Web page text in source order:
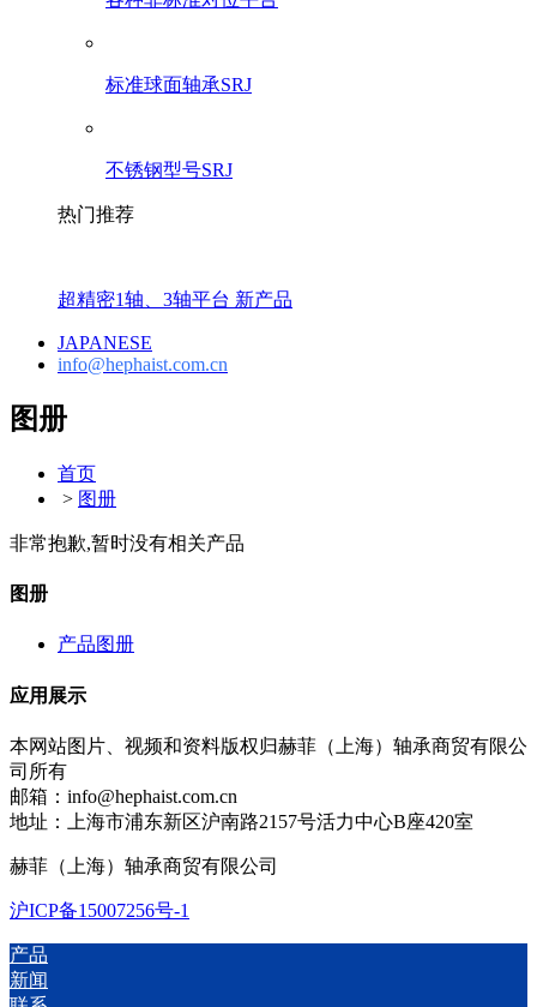
标准球面轴承SRJ
不锈钢型号SRJ
热门推荐
超精密1轴、3轴平台 新产品
JAPANESE
info@hephaist.com.cn
图册
首页
> 图册
非常抱歉,暂时没有相关产品
图册
产品图册
应用展示
本网站图片、视频和资料版权归赫菲（上海）轴承商贸有限公
司所有
邮箱：info@hephaist.com.cn
地址：上海市浦东新区沪南路2157号活力中心B座420室
赫菲（上海）轴承商贸有限公司
沪ICP备15007256号-1
产品
新闻